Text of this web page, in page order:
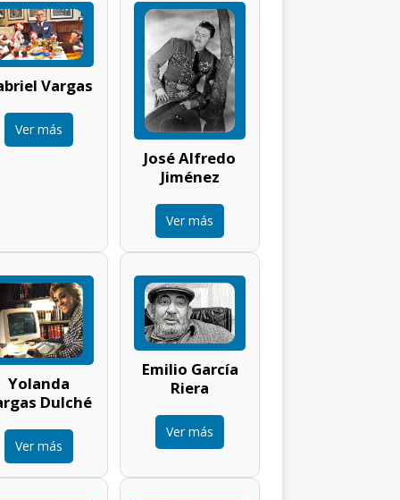
Vargas
Ver más
José Alfredo
Jiménez
Ver más
Yolanda
Dulché
Ver más
Emilio García
Riera
Ver más